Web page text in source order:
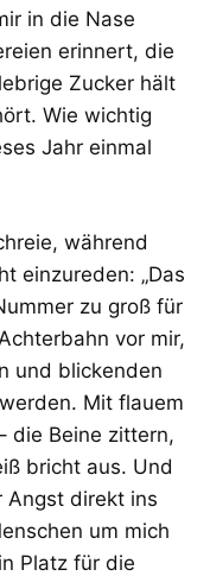
in die Nase
erinnert, die
Zucker hält
Wie wichtig
Jahr einmal
während
einzureden: „Das
zu groß für
vor mir,
und blickenden
Mit flauem
die Beine zittern,
bricht aus. Und
Angst direkt ins
um mich
Platz für die